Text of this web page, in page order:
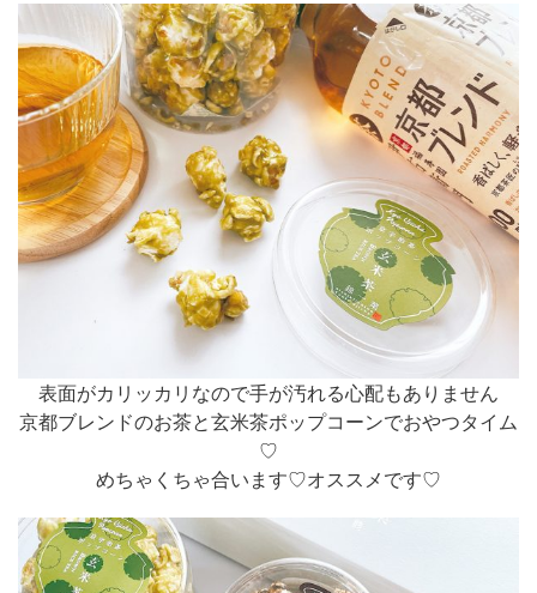
表面がカリッカリなので手が汚れる心配もありません
京都ブレンドのお茶と玄米茶ポップコーンでおやつタイム
♡
めちゃくちゃ合います♡オススメです♡